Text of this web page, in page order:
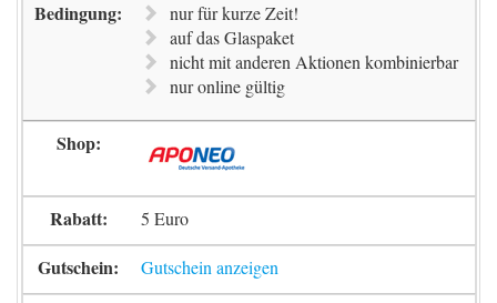
nur für kurze Zeit!
auf das Glaspaket
nicht mit anderen Aktionen kombinierbar
nur online gültig
5 Euro
Gutschein anzeigen